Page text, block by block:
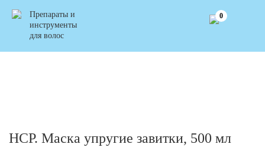
Препараты и
инструменты
для волос
0
HCP. Маска упругие завитки, 500 мл